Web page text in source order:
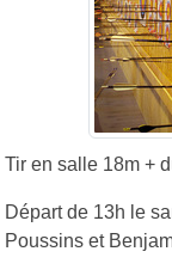
Tir en salle 18m +
Départ de 13h le
Poussins et